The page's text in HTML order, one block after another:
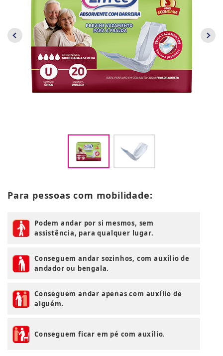
Para pessoas com mobilidade:
Podem andar por si mesmos, sem
assistência, para qualquer lugar.
Conseguem andar sozinhos, com auxílio de
andador ou bengala.
Conseguem andar apenas com auxílio de
alguém.
Conseguem ficar em pé com auxílio.